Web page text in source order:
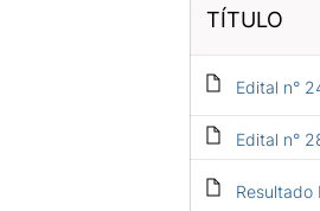
TÍTULO
Edital n°
Edital n°
Resultado